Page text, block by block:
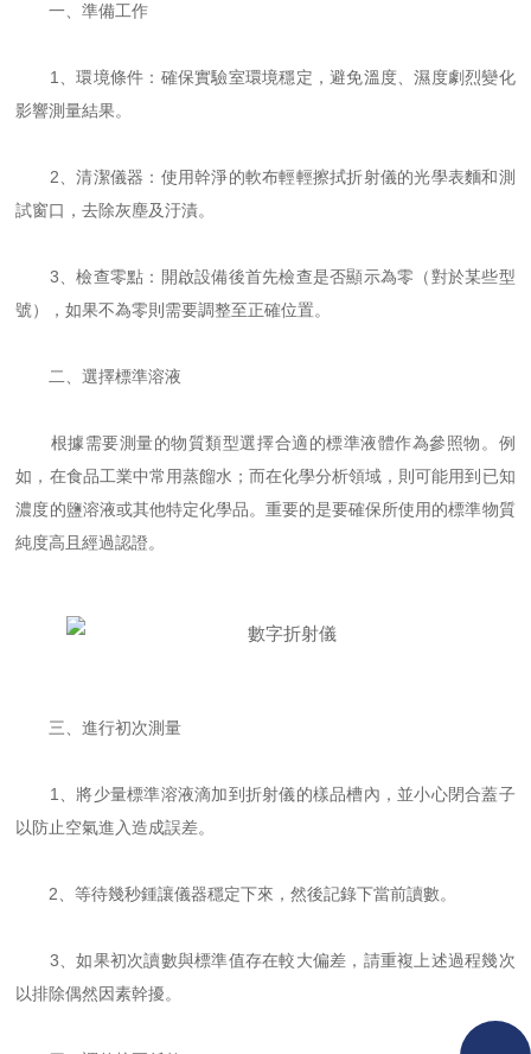
一、準備工作
1、環境條件：確保實驗室環境穩定，避免溫度、濕度劇烈變化
影響測量結果。
2、清潔儀器：使用幹淨的軟布輕輕擦拭折射儀的光學表麵和測
試窗口，去除灰塵及汙漬。
3、檢查零點：開啟設備後首先檢查是否顯示為零（對於某些型
號），如果不為零則需要調整至正確位置。
二、選擇標準溶液
根據需要測量的物質類型選擇合適的標準液體作為參照物。例
如，在食品工業中常用蒸餾水；而在化學分析領域，則可能用到已知
濃度的鹽溶液或其他特定化學品。重要的是要確保所使用的標準物質
純度高且經過認證。
三、進行初次測量
1、將少量標準溶液滴加到折射儀的樣品槽內，並小心閉合蓋子
以防止空氣進入造成誤差。
2、等待幾秒鍾讓儀器穩定下來，然後記錄下當前讀數。
3、如果初次讀數與標準值存在較大偏差，請重複上述過程幾次
以排除偶然因素幹擾。